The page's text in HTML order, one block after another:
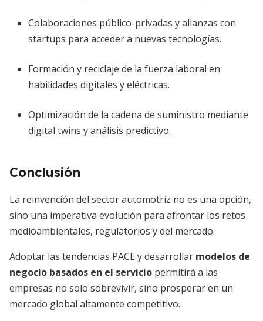
Colaboraciones público-privadas y alianzas con
startups para acceder a nuevas tecnologías.
Formación y reciclaje de la fuerza laboral en
habilidades digitales y eléctricas.
Optimización de la cadena de suministro mediante
digital twins y análisis predictivo.
Conclusión
La reinvención del sector automotriz no es una opción,
sino una imperativa evolución para afrontar los retos
medioambientales, regulatorios y del mercado.
Adoptar las tendencias PACE y desarrollar modelos de
negocio basados en el servicio permitirá a las
empresas no solo sobrevivir, sino prosperar en un
mercado global altamente competitivo.